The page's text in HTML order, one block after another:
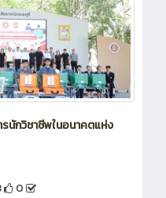
นักวิชาชีพในอนาคตแห่ง
0